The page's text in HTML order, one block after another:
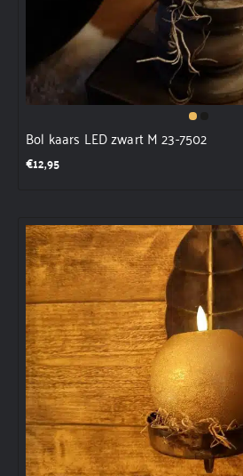
Bol kaars LED zwart M 23-7502
€12,95